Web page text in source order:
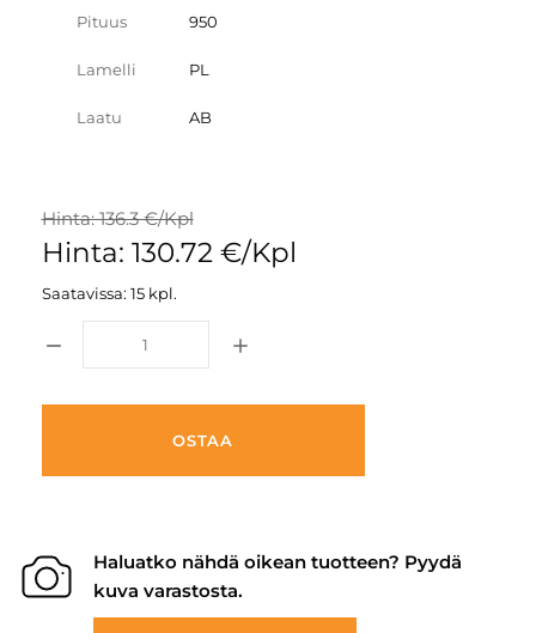
Pituus 950
Lamelli PL
Laatu AB
Hinta: 136.3 €/Kpl
Hinta: 130.72 €/Kpl
Saatavissa: 15 kpl.
OSTAA
Haluatko nähdä oikean tuotteen? Pyydä
kuva varastosta.